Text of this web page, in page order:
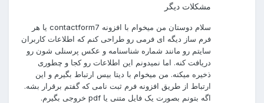
مشکلات دیگر
سلام دوستان من میخوام با افزونه contactform7 یا هر
فرم ساز دیگه ای فرمی رو طراحی کنم که اطلاعات کاربران
سایتم رو مانند شماره شناسنامه و عکس پرسنلی شون رو
دریافت کنه. اما نمیدونم این اطلاعات رو کجا و چطوری
ذخیره میکنه. من میخوام با دیتا بیس ارتباط بگیرم و این
ارتباط از طریق افزونه فرم ثبت نامی که گفتم برقرار بشه.
اگه بتونم بصورت یک فایل متنی یا pdf خروجی بگیرم.